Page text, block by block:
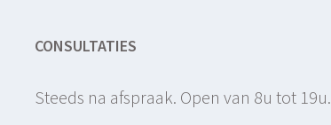
CONSULTATIES
Steeds na afspraak. Open van 8u tot 19u.